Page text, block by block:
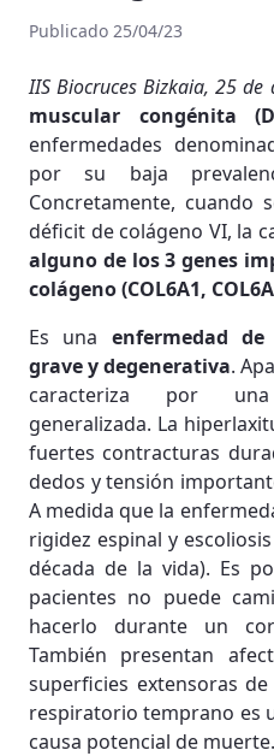
Publicado 25/04/23
IIS Biocruces Bizkaia, 25
muscular congénita
enfermedades
por su baja
Concretamente, cuando
déficit de colágeno VI, la
alguno de los 3 genes
colágeno (COL6A1,
Es una enfermedad
grave y degenerativa.
caracteriza por
generalizada. La
fuertes contracturas
dedos y tensión
A medida que la
rigidez espinal y
década de la vida). Es
pacientes no puede
hacerlo durante un
También presentan
superficies extensoras
respiratorio temprano es
causa potencial de muerte.